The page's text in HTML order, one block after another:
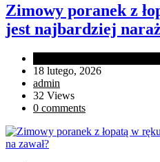
Zimowy poranek z
jest najbardziej
18 lutego, 2026
admin
32 Views
0 comments